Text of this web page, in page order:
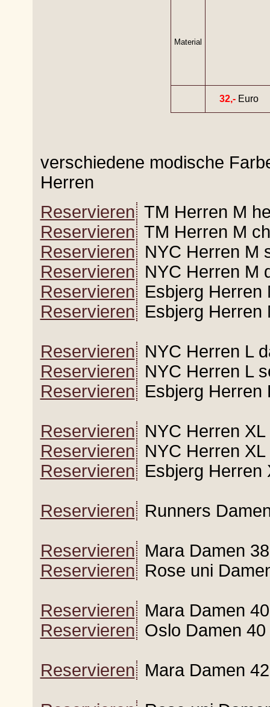
Material
32,-Euro
verschiedene modische
Herren
Reservieren TM Herren M
Reservieren TM Herren M
Reservieren NYC Herren M
Reservieren NYC Herren M
Reservieren Esbjerg Herren
Reservieren Esbjerg Herren
Reservieren NYC Herren L
Reservieren NYC Herren L
Reservieren Esbjerg Herren
Reservieren NYC Herren
Reservieren NYC Herren
Reservieren Esbjerg Herren
Reservieren Runners
Reservieren Mara Damen
Reservieren Rose uni
Reservieren Mara Damen
Reservieren Oslo Damen
Reservieren Mara Damen